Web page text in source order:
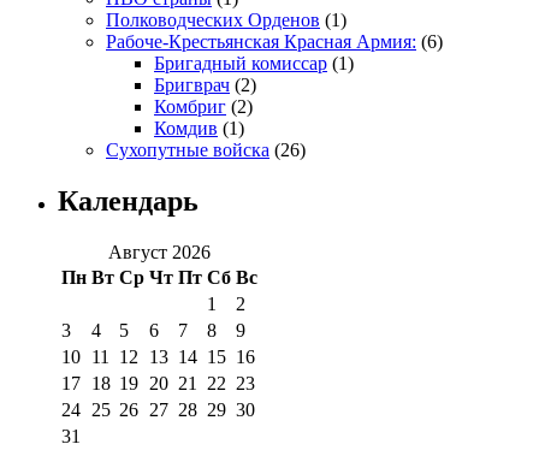
Полководческих Орденов (1)
Рабоче-Крестьянская Красная Армия: (6)
Бригадный комиссар (1)
Бригврач (2)
Комбриг (2)
Комдив (1)
Сухопутные войска (26)
Календарь
Август 2026
Пн Вт Ср Чт Пт Сб Вс
1
2
3
4 5 6 7 8
9
10 11 12 13 14 15 16
17 18 19 20 21 22 23
24 25 26 27 28 29 30
31